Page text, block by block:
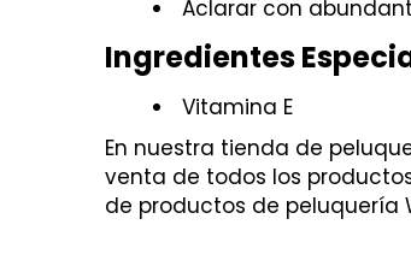
Aclarar con
Ingredientes
Vitamina E
En nuestra tienda de
venta de todos los
de productos de peluquería